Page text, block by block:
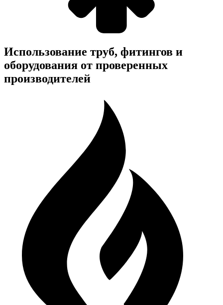
Использование труб, фитингов и
оборудования от проверенных
производителей